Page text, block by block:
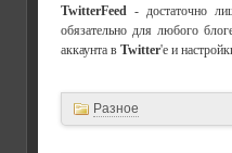
TwitterFeed - достаточно
обязательно для любого
аккаунта в Twitter'е и
Разное